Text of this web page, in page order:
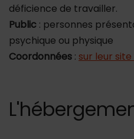
déficience de travailler.
Public : personnes
psychique ou physique
Coordonnées : sur leur